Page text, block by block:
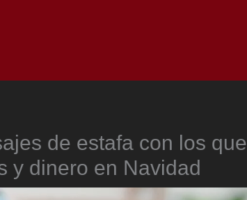
de estafa con los que
y dinero en Navidad